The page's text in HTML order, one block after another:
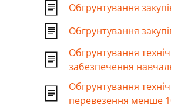
Обгрунтування
Обгрунтування
Обгрунтування
забезпечення
Обгрунтування
перевезення менше